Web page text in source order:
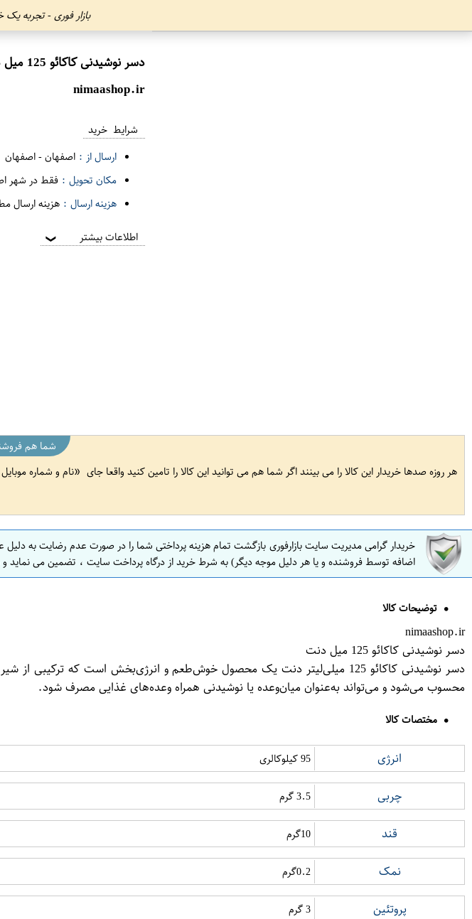
بازار فوری - تجربه
دسر نوشیدنی کاکائو 125 میل دنت
nimaashop.ir
شرایط خرید
ارسال از : اصفهان-اصفهان
مکان تحویل : فقط در شهر
هزینه ارسال : هزینه ارسال
اطلاعات بیشتر ❯
شما هم
هر روزه صدها خریدار این کالا را می بینند اگر شما هم می توانید این کالا را تامین کنید واقعا جای
نام و شماره
خریدار گرامی مدیریت سایت بازارفوری بازگشت تمام هزینه پرداختی شما را در صورت عدم رضایت به
اضافه توسط فروشنده و یا هر دلیل موجه دیگر) به شرط خرید از درگاه پرداخت سایت ، تضمین می نماید
توضیحات کالا
nimaashop.ir
دسر نوشیدنی کاکائو 125 میل دنت
دسر نوشیدنی کاکائو 125 میلی‌لیتر دنت یک محصول خوش‌طعم و انرژی‌بخش است که
محسوب می‌شود و می‌تواند به‌عنوان میان‌وعده یا نوشیدنی همراه وعده‌های غذایی مصرف شود.
مختصات کالا
انرژی 95 کیلوکالری
چربی 3.5 گرم
قند 10گرم
نمک 0.2گرم
پروتئین 3 گرم